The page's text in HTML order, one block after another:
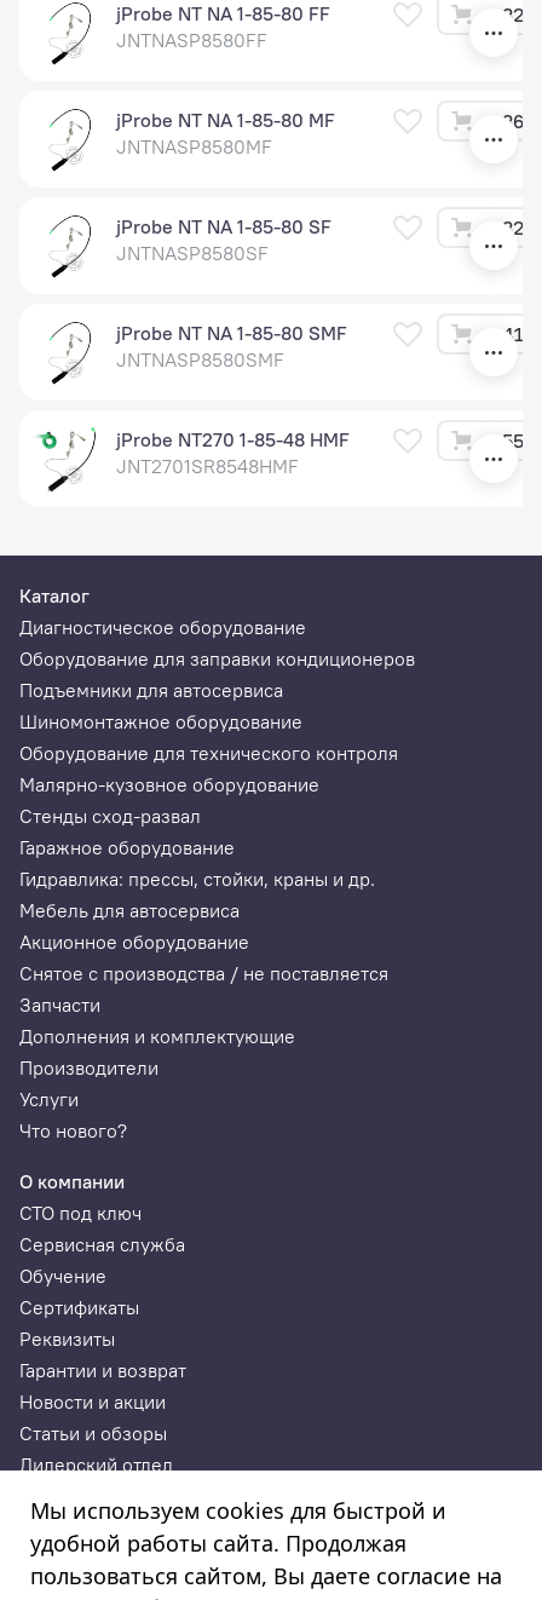
jProbe NT NA 1-85-80 FF
JNTNASP8580FF
32
jProbe NT NA 1-85-80 MF
JNTNASP8580MF
36
jProbe NT NA 1-85-80 SF
JNTNASP8580SF
32
jProbe NT NA 1-85-80 SMF
JNTNASP8580SMF
41
jProbe NT270 1-85-48 HMF
JNT2701SR8548HMF
55
Каталог
Диагностическое оборудование
Оборудование для заправки кондиционеров
Подъемники для автосервиса
Шиномонтажное оборудование
Оборудование для технического контроля
Малярно-кузовное оборудование
Стенды сход-развал
Гаражное оборудование
Гидравлика: прессы, стойки, краны и др.
Мебель для автосервиса
Акционное оборудование
Снятое с производства / не поставляется
Запчасти
Дополнения и комплектующие
Производители
Услуги
Что нового?
О компании
СТО под ключ
Сервисная служба
Обучение
Сертификаты
Реквизиты
Гарантии и возврат
Новости и акции
Статьи и обзоры
Дилерский отдел
ИП Годунова Лариса Леонидовна
ИНН 532108772827, ОГРНИП 308532130300022, ОКПО
Мы используем cookies для быстрой и
удобной работы сайта. Продолжая
пользоваться сайтом, Вы даете согласие на